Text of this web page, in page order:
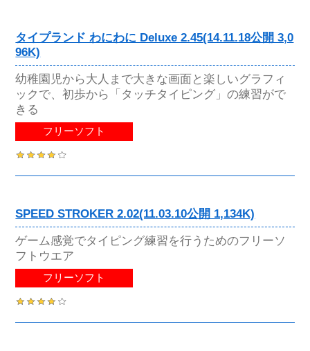
タイプランド わにわに Deluxe 2.45(14.11.18公開 3,0
96K)
幼稚園児から大人まで大きな画面と楽しいグラフィ
ックで、初歩から「タッチタイピング」の練習がで
きる
フリーソフト
SPEED STROKER 2.02(11.03.10公開 1,134K)
ゲーム感覚でタイピング練習を行うためのフリーソ
フトウエア
フリーソフト